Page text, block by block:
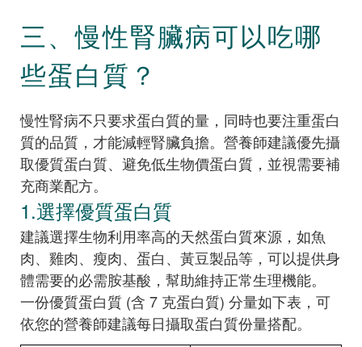
三、慢性腎臟病可以吃哪
些蛋白質？
慢性腎病不只要求蛋白質的量，同時也要注重蛋白
質的品質，才能減輕腎臟負擔。營養師建議優先攝
取優質蛋白質、避免低生物價蛋白質，並視需要補
充商業配方。
1.選擇優質蛋白質
建議選擇生物利用率高的天然蛋白質來源，如魚
肉、雞肉、瘦肉、蛋白、黃豆製品等，可以提供身
體需要的必需胺基酸，幫助維持正常生理機能。
一份優質蛋白質 (含 7 克蛋白質) 分量如下表，可
依您的營養師建議每日攝取蛋白質份量搭配。